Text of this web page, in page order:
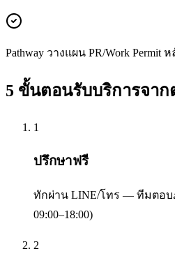
Pathway วางแผน PR/Work Permit
5 ขั้นตอนรับบริการจาก
1
ปรึกษาฟรี
ทักผ่าน LINE/โทร — ทีมตอบ
09:00–18:00)
2